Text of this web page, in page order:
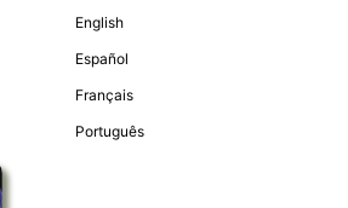
English
Español
Français
Português